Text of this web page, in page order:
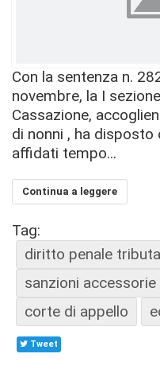
Con la sentenza n.
novembre, la I
Cassazione,
di nonni , ha
affidati tempo...
Continua a leggere
Tag:
diritto penale
sanzioni accessorie
corte di appello
Tweet